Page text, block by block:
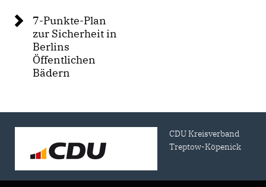
7-Punkte-Plan
zur Sicherheit in
Berlins
Öffentlichen
Bädern
CDU Kreisverband
Treptow-Köpenick